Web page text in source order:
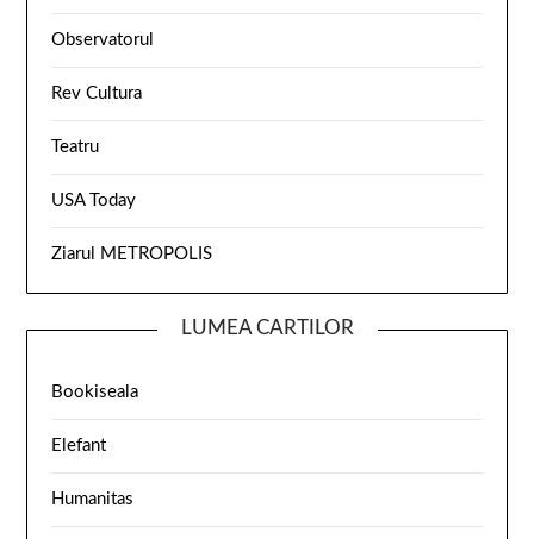
Observatorul
Rev Cultura
Teatru
USA Today
Ziarul METROPOLIS
LUMEA CARTILOR
Bookiseala
Elefant
Humanitas